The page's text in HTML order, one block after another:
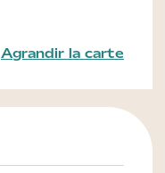
Agrandir la carte